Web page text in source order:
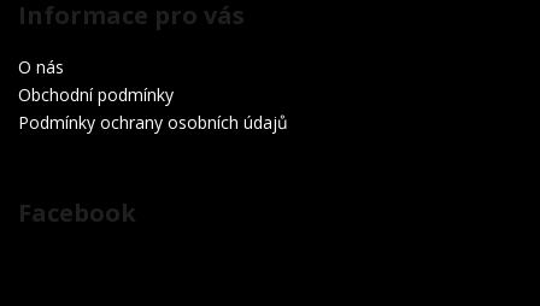
Informace pro vás
O nás
Obchodní podmínky
Podmínky ochrany osobních údajů
Facebook